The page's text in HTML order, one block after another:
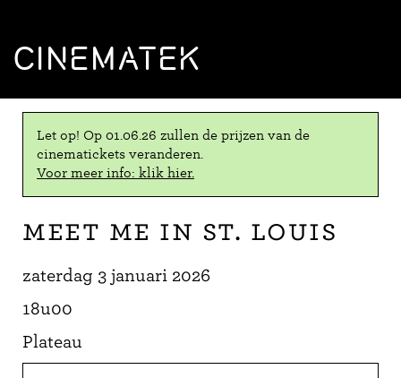
CINEMATEK
Let op! Op 01.06.26 zullen de prijzen van de
cinematickets veranderen.
Voor meer info: klik hier.
Meet Me in St. Louis
zaterdag 3 januari 2026
18u00
Plateau